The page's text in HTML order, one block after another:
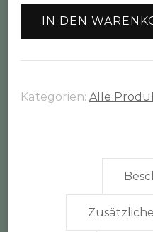
/
IN DEN
Kategorien: Alle